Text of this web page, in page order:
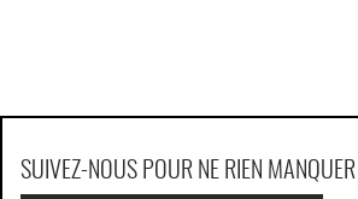
SUIVEZ-NOUS POUR NE RIEN